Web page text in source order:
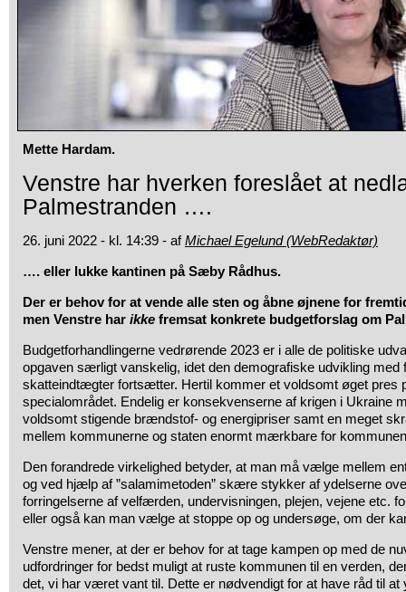
Mette Hardam.
Venstre har hverken foreslået at
Palmestranden ….
26. juni 2022 - kl. 14:39 - afMichael Egelund (WebRedaktør)
…. eller lukke kantinen på Sæby Rådhus.
Der er behov for at vende alle sten og åbne øjnene for
men Venstre har ikke fremsat konkrete budgetforslag om
Budgetforhandlingerne vedrørende 2023 er i alle de politiske
opgaven særligt vanskelig, idet den demografiske udvikling
skatteindtægter fortsætter. Hertil kommer et voldsomt øget pres
specialområdet. Endelig er konsekvenserne af krigen i Ukraine
voldsomt stigende brændstof- og energipriser samt en meget
mellem kommunerne og staten enormt mærkbare for
Den forandrede virkelighed betyder, at man må vælge mellem
og ved hjælp af ”salamimetoden” skære stykker af ydelserne
forringelserne af velfærden, undervisningen, plejen, vejene etc.
eller også kan man vælge at stoppe op og undersøge, om der
Venstre mener, at der er behov for at tage kampen op med de
udfordringer for bedst muligt at ruste kommunen til en verden,
det, vi har været vant til. Dette er nødvendigt for at have råd til at